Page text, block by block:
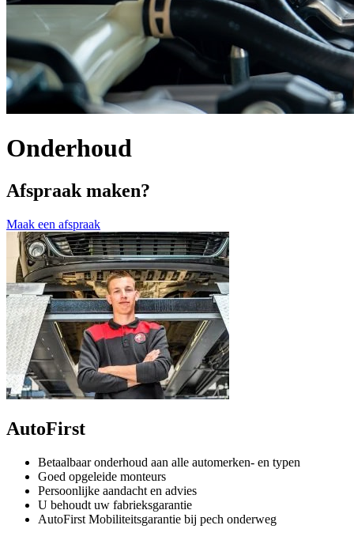
Onderhoud
Afspraak maken?
Maak een afspraak
AutoFirst
Betaalbaar onderhoud aan alle automerken- en typen
Goed opgeleide monteurs
Persoonlijke aandacht en advies
U behoudt uw fabrieksgarantie
AutoFirst Mobiliteitsgarantie bij pech onderweg